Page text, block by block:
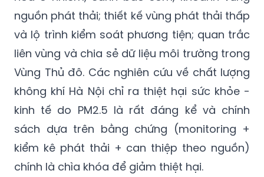
nguồn phát thải; thiết kế vùng phát thải thấp
và lộ trình kiểm soát phương tiện; quan trắc
liên vùng và chia sẻ dữ liệu môi trường trong
Vùng Thủ đô. Các nghiên cứu về chất lượng
không khí Hà Nội chỉ ra thiệt hại sức khỏe -
kinh tế do PM2.5 là rất đáng kể và chính
sách dựa trên bằng chứng (monitoring +
kiểm kê phát thải + can thiệp theo nguồn)
chính là chìa khóa để giảm thiệt hại.